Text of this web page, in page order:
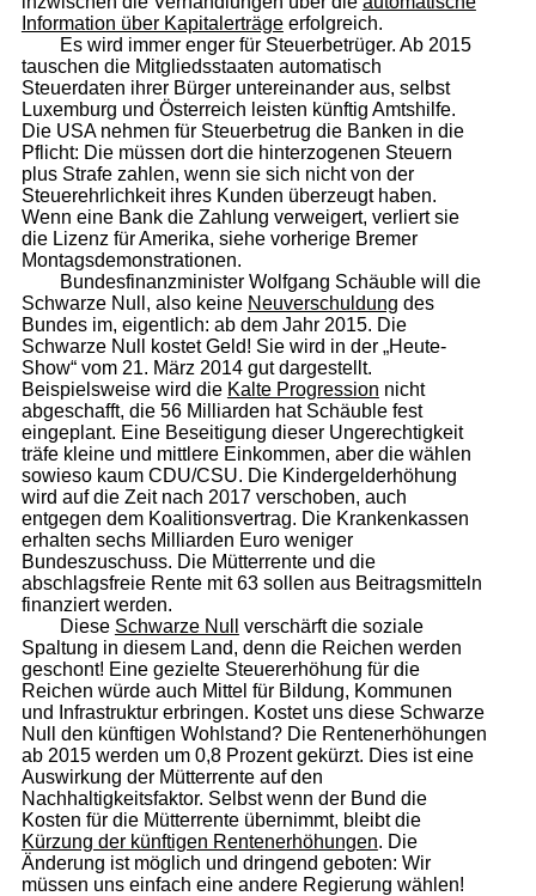
Information über Kapitalerträgeerfolgreich.
Es wird immer enger für Steuerbetrüger. Ab 2015
tauschen die Mitgliedsstaaten automatisch
Steuerdaten ihrer Bürger untereinander aus, selbst
Luxemburg und Österreich leisten künftig Amtshilfe.
Die USA nehmen für Steuerbetrug die Banken in die
Pflicht: Die müssen dort die hinterzogenen Steuern
plus Strafe zahlen, wenn sie sich nicht von der
Steuerehrlichkeit ihres Kunden überzeugt haben.
Wenn eine Bank die Zahlung verweigert, verliert sie
die Lizenz für Amerika, siehe vorherige Bremer
Montagsdemonstrationen.
Bundesfinanzminister Wolfgang Schäuble will die
Schwarze Null, also keine Neuverschuldung des
Bundes im, eigentlich: ab dem Jahr 2015. Die
Schwarze Null kostet Geld! Sie wird in der „Heute-
Show“ vom 21. März 2014 gut dargestellt.
Beispielsweise wird die Kalte Progression nicht
abgeschafft, die 56 Milliarden hat Schäuble fest
eingeplant. Eine Beseitigung dieser Ungerechtigkeit
träfe kleine und mittlere Einkommen, aber die wählen
sowieso kaum CDU/CSU. Die Kindergelderhöhung
wird auf die Zeit nach 2017 verschoben, auch
entgegen dem Koalitionsvertrag. Die Krankenkassen
erhalten sechs Milliarden Euro weniger
Bundeszuschuss. Die Mütterrente und die
abschlagsfreie Rente mit 63 sollen aus Beitragsmitteln
finanziert werden.
Diese Schwarze Null
verschärft die soziale
Spaltung in diesem Land, denn die Reichen werden
geschont! Eine gezielte Steuererhöhung für die
Reichen würde auch Mittel für Bildung, Kommunen
und Infrastruktur erbringen. Kostet uns diese Schwarze
Null den künftigen Wohlstand? Die Rentenerhöhungen
ab 2015 werden um 0,8 Prozent gekürzt. Dies ist eine
Auswirkung der Mütterrente auf den
Nachhaltigkeitsfaktor. Selbst wenn der Bund die
Kosten für die Mütterrente übernimmt, bleibt die
Kürzung der künftigen Rentenerhöhungen. Die
Änderung ist möglich und dringend geboten: Wir
müssen uns einfach eine andere Regierung wählen!